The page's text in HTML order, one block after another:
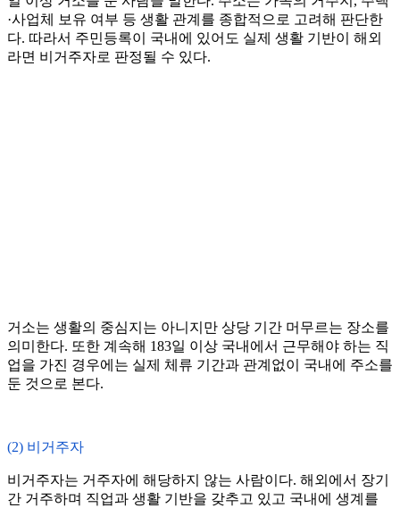
·사업체 보유 여부 등 생활 관계를 종합적으로 고려해 판단한
다. 따라서 주민등록이 국내에 있어도 실제 생활 기반이 해외
라면 비거주자로 판정될 수 있다.
거소는 생활의 중심지는 아니지만 상당 기간 머무르는 장소를
의미한다. 또한 계속해 183일 이상 국내에서 근무해야 하는 직
업을 가진 경우에는 실제 체류 기간과 관계없이 국내에 주소를
둔 것으로 본다.
(2) 비거주자
비거주자는 거주자에 해당하지 않는 사람이다. 해외에서 장기
간 거주하며 직업과 생활 기반을 갖추고 있고 국내에 생계를